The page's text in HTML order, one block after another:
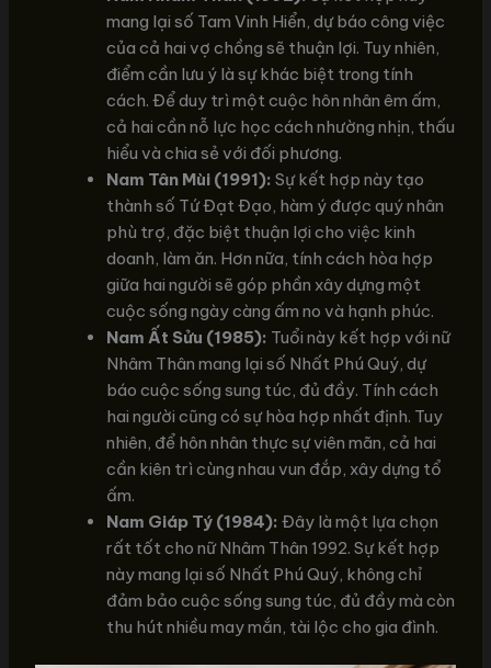
mang lại số Tam Vinh Hiển, dự báo công việc
của cả hai vợ chồng sẽ thuận lợi. Tuy nhiên,
điểm cần lưu ý là sự khác biệt trong tính
cách. Để duy trì một cuộc hôn nhân êm ấm,
cả hai cần nỗ lực học cách nhường nhịn, thấu
hiểu và chia sẻ với đối phương.
Nam Tân Mùi (1991): Sự kết hợp này tạo
thành số Tứ Đạt Đạo, hàm ý được quý nhân
phù trợ, đặc biệt thuận lợi cho việc kinh
doanh, làm ăn. Hơn nữa, tính cách hòa hợp
giữa hai người sẽ góp phần xây dựng một
cuộc sống ngày càng ấm no và hạnh phúc.
Nam Ất Sửu (1985): Tuổi này kết hợp với nữ
Nhâm Thân mang lại số Nhất Phú Quý, dự
báo cuộc sống sung túc, đủ đầy. Tính cách
hai người cũng có sự hòa hợp nhất định. Tuy
nhiên, để hôn nhân thực sự viên mãn, cả hai
cần kiên trì cùng nhau vun đắp, xây dựng tổ
ấm.
Nam Giáp Tý (1984): Đây là một lựa chọn
rất tốt cho nữ Nhâm Thân 1992. Sự kết hợp
này mang lại số Nhất Phú Quý, không chỉ
đảm bảo cuộc sống sung túc, đủ đầy mà còn
thu hút nhiều may mắn, tài lộc cho gia đình.